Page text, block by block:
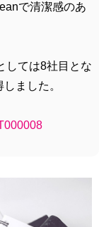
で清潔感のあ
しては8社目とな
ました。